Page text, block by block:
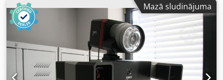
Mazā sludinājuma